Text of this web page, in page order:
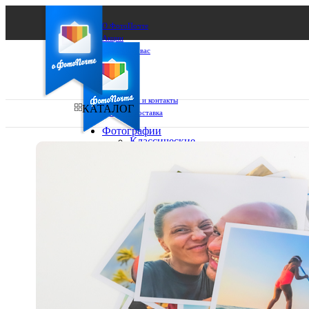
О ФотоПочте
Акции
Сделаем за вас
Бизнесу
FAQ
Франшиза
Поддержка и контакты
Оплата и доставка
Выберите из списка:
КАТАЛОГ
Фотографии
Классические
10х15
15х15
15х20
20х20
20х30
30х30
30х40
Фото
в